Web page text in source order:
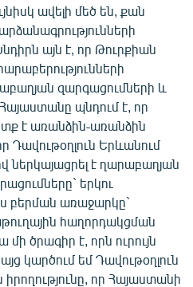
ավելի մեծ են, քան
այն է, որ Թուրքիան
զարգացումների և
պնդում է, որ
է առանձին֊առանձին
Դավութօղլուն Երևանում
ներկայացրել է ղարաբաղյան
երկու
բերման առաջարկը`
հաղորդակցման
ծրագիր է, որն ուրույն
կարծում եմ Դավութօղլուն
որ Հայաստանի